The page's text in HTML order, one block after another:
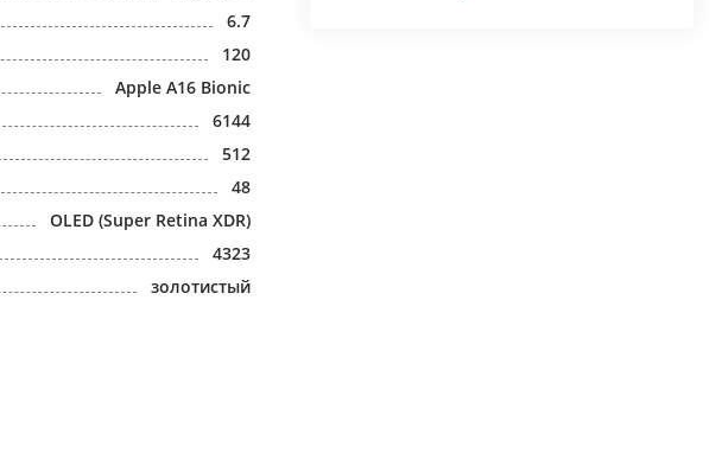
6.7
120
Apple A16 Bionic
6144
512
48
OLED (Super Retina XDR)
4323
золотистый